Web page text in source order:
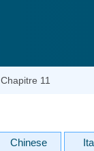
Chapitre 11
Chinese